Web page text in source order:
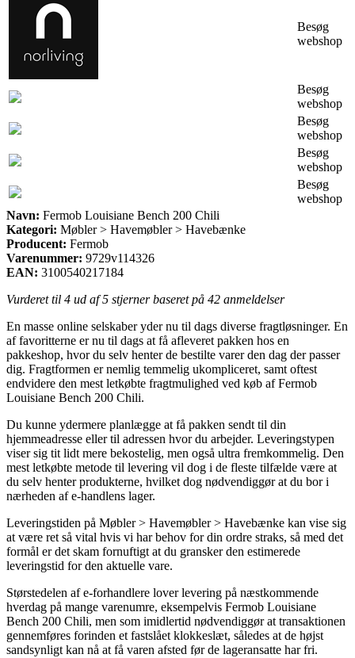
Besøg
webshop
Besøg
webshop
Besøg
webshop
Besøg
webshop
Besøg
webshop
Navn: Fermob Louisiane Bench 200 Chili
Kategori: Møbler > Havemøbler > Havebænke
Producent: Fermob
Varenummer: 9729v114326
EAN: 3100540217184
Vurderet til 4 ud af 5 stjerner baseret på 42 anmeldelser
En masse online selskaber yder nu til dags diverse fragtløsninger. En
af favoritterne er nu til dags at få afleveret pakken hos en
pakkeshop, hvor du selv henter de bestilte varer den dag der passer
dig. Fragtformen er nemlig temmelig ukompliceret, samt oftest
endvidere den mest letkøbte fragtmulighed ved køb af Fermob
Louisiane Bench 200 Chili.
Du kunne ydermere planlægge at få pakken sendt til din
hjemmeadresse eller til adressen hvor du arbejder. Leveringstypen
viser sig tit lidt mere bekostelig, men også ultra fremkommelig. Den
mest letkøbte metode til levering vil dog i de fleste tilfælde være at
du selv henter produkterne, hvilket dog nødvendiggør at du bor i
nærheden af e-handlens lager.
Leveringstiden på Møbler > Havemøbler > Havebænke kan vise sig
at være ret så vital hvis vi har behov for din ordre straks, så med det
formål er det skam fornuftigt at du gransker den estimerede
leveringstid for den aktuelle vare.
Størstedelen af e-forhandlere lover levering på næstkommende
hverdag på mange varenumre, eksempelvis Fermob Louisiane
Bench 200 Chili, men som imidlertid nødvendiggør at transaktionen
gennemføres forinden et fastslået klokkeslæt, således at de højst
sandsynligt kan nå at få varen afsted før de lageransatte har fri.